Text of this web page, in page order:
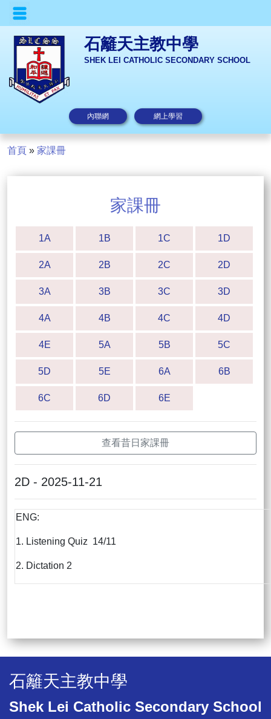
石籬天主教中學
SHEK LEI CATHOLIC SECONDARY SCHOOL
內聯網 網上學習
首頁 » 家課冊
家課冊
1A 1B 1C 1D
2A 2B 2C 2D
3A 3B 3C 3D
4A 4B 4C 4D
4E 5A 5B 5C
5D 5E 6A 6B
6C 6D 6E
查看昔日家課冊
2D - 2025-11-21
ENG:
1. Listening Quiz 14/11
2. Dictation 2
石籬天主教中學
Shek Lei Catholic Secondary School